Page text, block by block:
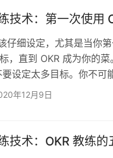
技术：第一次使用
仔细设定，尤其是当你
，直到 OKR 成为你的
要设定太多目标。你不可
信心，你可以选择三个
力就会被浪费掉。 如果
年12月9日
技术：OKR 教练